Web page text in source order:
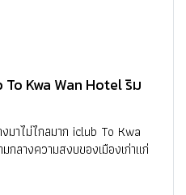
Kwa Wan Hotel ริม
มาไม่ไกลมาก iclub To Kwa
ลางความสงบของเมืองเก่าแก่